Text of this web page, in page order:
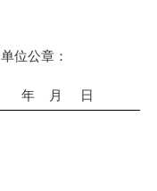
单位公章：
年 月 日